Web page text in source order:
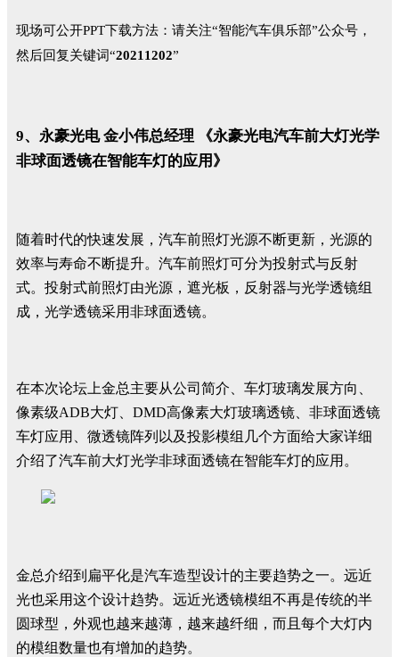
现场可公开PPT下载方法： 请关注“智能汽车俱乐部”公众号，
然后回复关键词“20211202”
9、永豪光电 金小伟总经理 《永豪光电汽车前大灯光学
非球面透镜在智能车灯的应用》
随着时代的快速发展，汽车前照灯光源不断更新，光源的
效率与寿命不断提升。汽车前照灯可分为投射式与反射
式。投射式前照灯由光源，遮光板，反射器与光学透镜组
成，光学透镜采用非球面透镜。
在本次论坛上金总主要从公司简介、车灯玻璃发展方向、
像素级ADB大灯、DMD高像素大灯玻璃透镜、非球面透镜
车灯应用、微透镜阵列以及投影模组几个方面给大家详细
介绍了汽车前大灯光学非球面透镜在智能车灯的应用。
金总介绍到扁平化是汽车造型设计的主要趋势之一。远近
光也采用这个设计趋势。远近光透镜模组不再是传统的半
圆球型，外观也越来越薄，越来越纤细，而且每个大灯内
的模组数量也有增加的趋势。